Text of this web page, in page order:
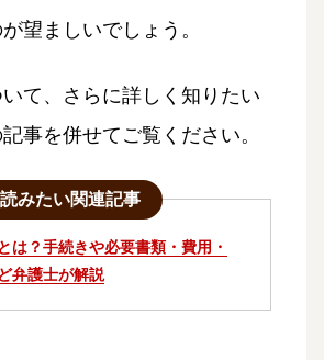
望ましいでしょう。
て、さらに詳しく知りたい
事を併せてご覧ください。
みたい関連記事
は？手続きや必要書類・費用・
弁護士が解説